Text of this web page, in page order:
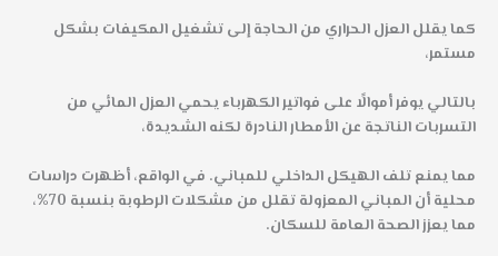
كما يقلل العزل الحراري من الحاجة إلى تشغيل المكيفات بشكل
مستمر،
بالتالي يوفر أموالًا على فواتير الكهرباء يحمي العزل المائي من
التسربات الناتجة عن الأمطار النادرة لكنه الشديدة،
مما يمنع تلف الهيكل الداخلي للمباني. في الواقع، أظهرت دراسات
محلية أن المباني المعزولة تقلل من مشكلات الرطوبة بنسبة 70%،
مما يعزز الصحة العامة للسكان.